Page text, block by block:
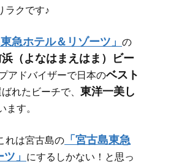
ラクです♪
東急ホテル＆リゾーツ」 の
浜（よなはまえはま）ビー
アドバイザーで日本のベスト
れたビーチで、 東洋一美し
ます。
れは宮古島の 「宮古島東急
」
にするしかない！と思っ